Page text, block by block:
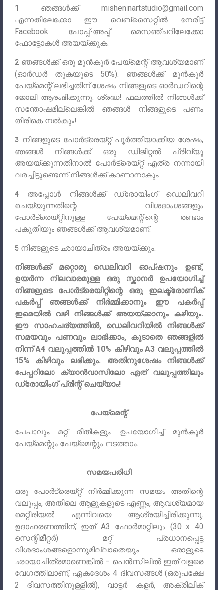
1 ഞങ്ങൾക്ക്misheninartstudio@gmail.com
എന്നതിലേക്കോ ഈ വെബ്‌സൈറ്റിൽ നേരിട്ട്
Facebook പോപ്പ്-അപ്പ് മെസഞ്ചറിലേക്കോ
ഫോട്ടോകൾ അയയ്‌ക്കുക.
2ഞങ്ങൾക്ക് ഒരു മുൻകൂർ പേയ്മെന്റ് ആവശ്യമാണ്
(ഓർഡർ തുകയുടെ 50%). ഞങ്ങൾക്ക് മുൻകൂർ
പേയ്‌മെന്റ് ലഭിച്ചതിന് ശേഷം നിങ്ങളുടെ ഓർഡറിന്റെ
ജോലി ആരംഭിക്കുന്നു. ശ്രദ്ധ! ഫലത്തിൽ നിങ്ങൾക്ക്
സന്തോഷമില്ലെങ്കിൽ ഞങ്ങൾ നിങ്ങളുടെ പണം
തിരികെ നൽകും!
3നിങ്ങളുടെ പോർട്രെയ്‌റ്റ് പൂർത്തിയാക്കിയ ശേഷം,
ഞങ്ങൾ നിങ്ങൾക്ക് ഒരു ഡിജിറ്റൽ പ്രിവ്യൂ
അയയ്‌ക്കുന്നതിനാൽ പോർട്രെയ്‌റ്റ് എത്ര നന്നായി
വരച്ചിട്ടുണ്ടെന്ന് നിങ്ങൾക്ക് കാണാനാകും.
4അപ്പോൾ നിങ്ങൾക്ക് ഡ്രോയിംഗ് ഡെലിവറി
ചെയ്യുന്നതിന്റെ വിശദാംശങ്ങളും
പോർട്രെയ്‌റ്റിനുള്ള പേയ്‌മെന്റിന്റെ രണ്ടാം
പകുതിയും ഞങ്ങൾക്ക് ആവശ്യമാണ്.
5നിങ്ങളുടെ ഛായാചിത്രം അയയ്ക്കും.
നിങ്ങൾക്ക് മറ്റൊരു ഡെലിവറി ഓപ്‌ഷനും ഉണ്ട്,
ഉയർന്ന നിലവാരമുള്ള ഒരു സ്കാനർ ഉപയോഗിച്ച്
നിങ്ങളുടെ പോർട്രെയിറ്റിന്റെ ഒരു ഇലക്ട്രോണിക്
പകർപ്പ് ഞങ്ങൾക്ക് നിർമ്മിക്കാനും ഈ പകർപ്പ്
ഇമെയിൽ വഴി നിങ്ങൾക്ക് അയയ്ക്കാനും കഴിയും.
ഈ സാഹചര്യത്തിൽ, ഡെലിവറിയിൽ നിങ്ങൾക്ക്
സമയവും പണവും ലാഭിക്കാം, കൂടാതെ ഞങ്ങളിൽ
നിന്ന് A4 വലുപ്പത്തിൽ 10% കിഴിവും A3 വലുപ്പത്തിൽ
15% കിഴിവും ലഭിക്കും. അതിനുശേഷം നിങ്ങൾക്ക്
പേപ്പറിലോ ക്യാൻവാസിലോ ഏത് വലുപ്പത്തിലും
ഡ്രോയിംഗ് പ്രിന്റ് ചെയ്യാം!
പേയ്മെന്റ്
പേപാലും മറ്റ് രീതികളും ഉപയോഗിച്ച് മുൻകൂർ
പേയ്‌മെന്റും പേയ്‌മെന്റും നടത്താം.
സമയപരിധി
ഒരു പോർട്രെയ്‌റ്റ് നിർമ്മിക്കുന്ന സമയം അതിന്റെ
വലുപ്പം, അതിലെ ആളുകളുടെ എണ്ണം, ആവശ്യമായ
മെറ്റീരിയൽ എന്നിവയെ ആശ്രയിച്ചിരിക്കുന്നു.
ഉദാഹരണത്തിന്, ഇത് A3 ഫോർമാറ്റിലും (30 x 40
സെന്റീമീറ്റർ) മറ്റ് പ്രധാനപ്പെട്ട
വിശദാംശങ്ങളൊന്നുമില്ലാതെയും ഒരാളുടെ
ഛായാചിത്രമാണെങ്കിൽ – പെൻസിലിൽ ഇത് വളരെ
വേഗത്തിലാണ്, ഏകദേശം 4 ദിവസങ്ങൾ (ഒരുപക്ഷേ
2 ദിവസത്തിനുള്ളിൽ), വാട്ടർ കളർ, അക്രിലിക്